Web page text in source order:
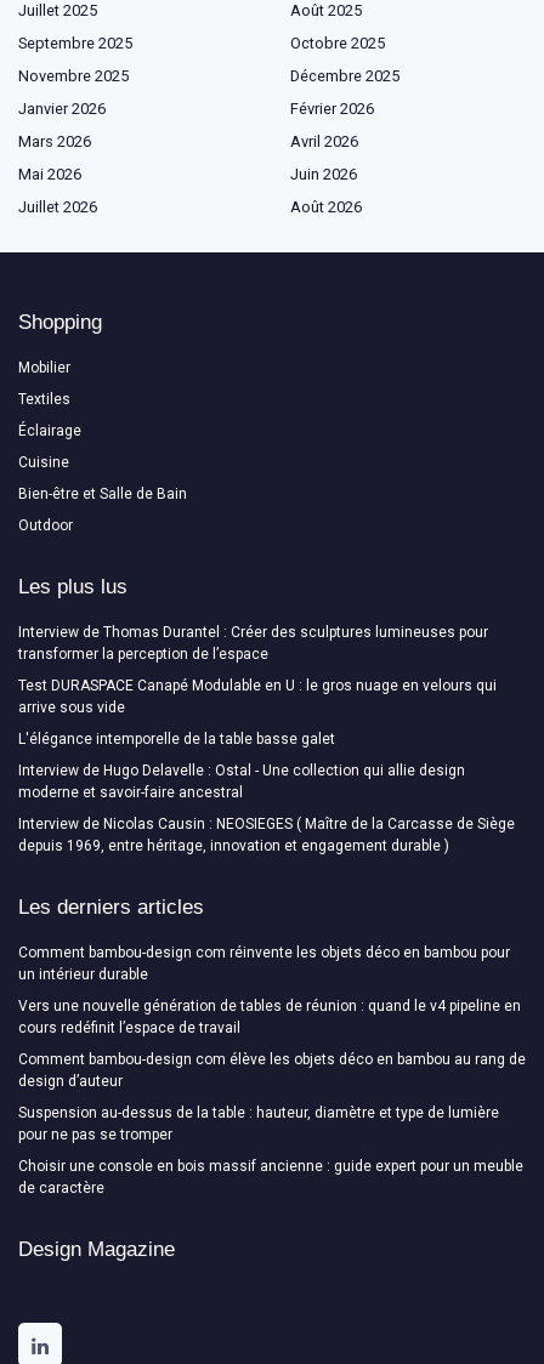
Juillet 2025
Août 2025
Septembre 2025
Octobre 2025
Novembre 2025
Décembre 2025
Janvier 2026
Février 2026
Mars 2026
Avril 2026
Mai 2026
Juin 2026
Juillet 2026
Août 2026
Shopping
Mobilier
Textiles
Éclairage
Cuisine
Bien-être et Salle de Bain
Outdoor
Les plus lus
Interview de Thomas Durantel : Créer des sculptures lumineuses pour
transformer la perception de l’espace
Test DURASPACE Canapé Modulable en U : le gros nuage en velours qui
arrive sous vide
L'élégance intemporelle de la table basse galet
Interview de Hugo Delavelle : Ostal - Une collection qui allie design
moderne et savoir-faire ancestral
Interview de Nicolas Causin : NEOSIEGES ( Maître de la Carcasse de Siège
depuis 1969, entre héritage, innovation et engagement durable )
Les derniers articles
Comment bambou-design com réinvente les objets déco en bambou pour
un intérieur durable
Vers une nouvelle génération de tables de réunion : quand le v4 pipeline en
cours redéfinit l’espace de travail
Comment bambou-design com élève les objets déco en bambou au rang de
design d’auteur
Suspension au-dessus de la table : hauteur, diamètre et type de lumière
pour ne pas se tromper
Choisir une console en bois massif ancienne : guide expert pour un meuble
de caractère
Design Magazine